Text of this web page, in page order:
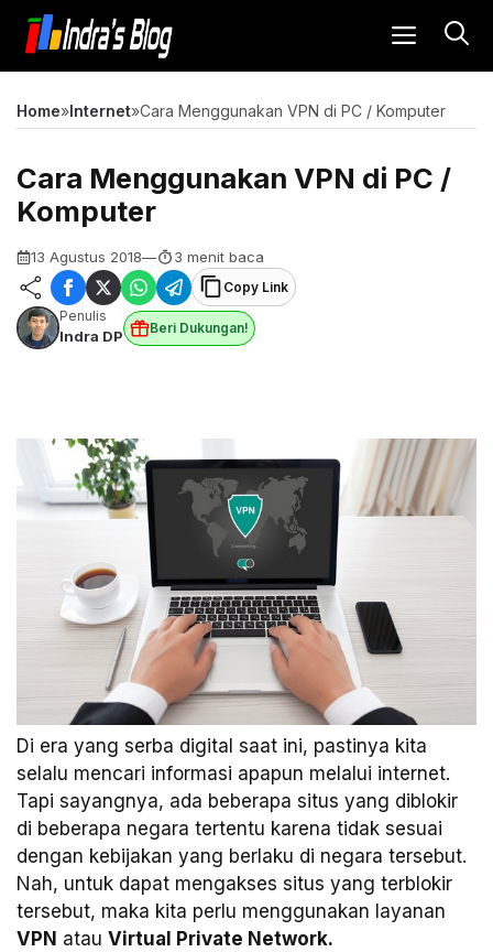
Langsung
isi
MENU
Home»Internet»Cara Menggunakan VPN di PC / Komputer
Cara Menggunakan VPN di PC /
Komputer
13 Agustus 2018— 3 menit baca
Copy Link
Penulis
Indra DP Beri Dukungan!
Di era yang serba digital saat ini, pastinya kita
selalu mencari informasi apapun melalui internet.
Tapi sayangnya, ada beberapa situs yang diblokir
di beberapa negara tertentu karena tidak sesuai
dengan kebijakan yang berlaku di negara tersebut.
Nah, untuk dapat mengakses situs yang terblokir
tersebut, maka kita perlu menggunakan layanan
VPN atau Virtual Private Network.